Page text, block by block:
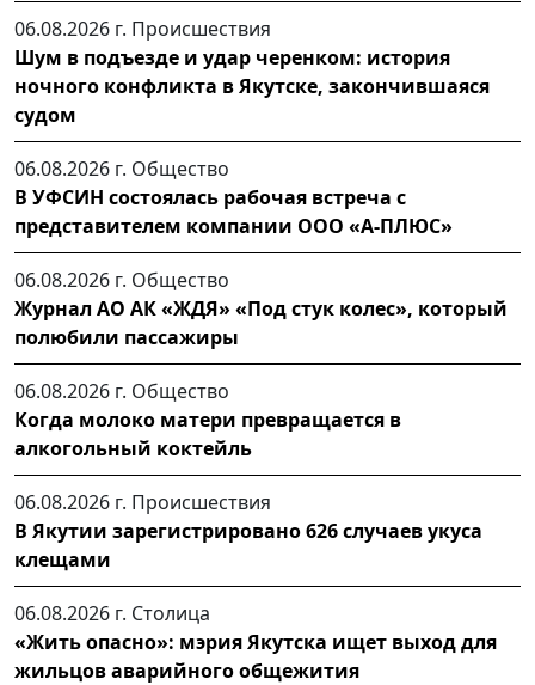
06.08.2026 г. Происшествия
Шум в подъезде и удар черенком: история
ночного конфликта в Якутске, закончившаяся
судом
06.08.2026 г. Общество
В УФСИН состоялась рабочая встреча с
представителем компании ООО «А-ПЛЮС»
06.08.2026 г. Общество
Журнал АО АК «ЖДЯ» «Под стук колес», который
полюбили пассажиры
06.08.2026 г. Общество
Когда молоко матери превращается в
алкогольный коктейль
06.08.2026 г. Происшествия
В Якутии зарегистрировано 626 случаев укуса
клещами
06.08.2026 г. Столица
«Жить опасно»: мэрия Якутска ищет выход для
жильцов аварийного общежития